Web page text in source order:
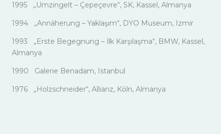
1995 „Umzingelt – Çepeçevre“, SK, Kassel, Almanya
1994 „Annäherung – Yaklaşım“, DYO Museum, Izmir
1993 „Erste Begegnung – İlk Karşılaşma“, BMW, Kassel,
Almanya
1990 Galerie Benadam, Istanbul
1976 „Holzschneider“, Allianz, Köln, Almanya